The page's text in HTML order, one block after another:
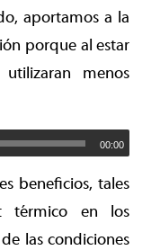
aportamos a la
porque al estar
menos
00:00
beneficios, tales
térmico en los
las condiciones